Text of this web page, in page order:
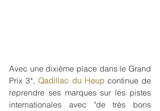
Avec une dixième place dans le Grand
Prix 3*, Qadillac du Heup continue de
reprendre ses marques sur les pistes
internationales avec "de très bons